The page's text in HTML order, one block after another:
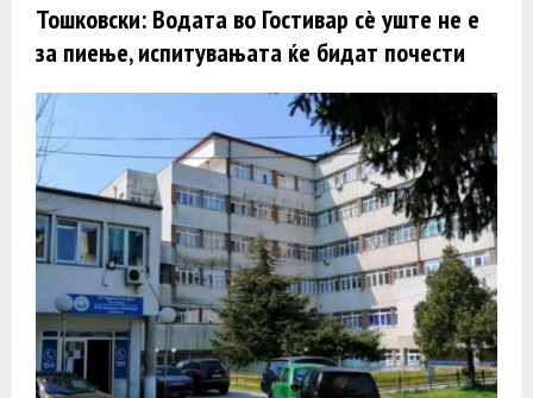
Тошковски: Водата во Гостивар сè уште не е
за пиење, испитувањата ќе бидат почести